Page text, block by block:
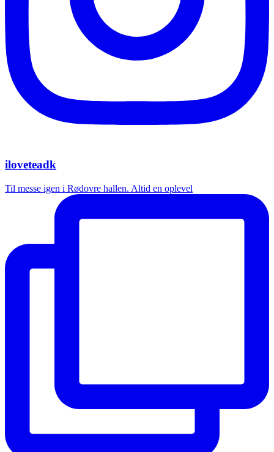
iloveteadk
Til messe igen i Rødovre hallen. Altid en oplevel